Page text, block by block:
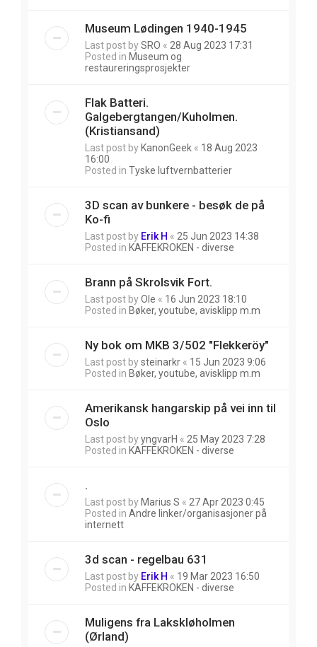
Museum Lødingen 1940-1945
Last post bySRO « 28 Aug 2023 17:31
Posted in Museum og
restaureringsprosjekter
Flak Batteri.
Galgebergtangen/Kuholmen.
(Kristiansand)
Last post by KanonGeek « 18 Aug 2023
16:00
Posted in Tyske luftvernbatterier
3D scan av bunkere - besøk de på
Ko-fi
Last post by Erik H « 25 Jun 2023 14:38
Posted in KAFFEKROKEN - diverse
Brann på Skrolsvik Fort.
Last post byOle « 16 Jun 2023 18:10
Posted in Bøker, youtube, avisklipp m.m
Ny bok om MKB 3/502 "Flekkeröy"
Last post bysteinarkr « 15 Jun 2023 9:06
Posted in Bøker, youtube, avisklipp m.m
Amerikansk hangarskip på vei inn til
Oslo
Last post byyngvarH « 25 May 2023 7:28
Posted in KAFFEKROKEN - diverse
.
Last post by Marius S « 27 Apr 2023 0:45
Posted in Andre linker/organisasjoner på
internett
3d scan - regelbau 631
Last post by Erik H « 19 Mar 2023 16:50
Posted in KAFFEKROKEN - diverse
Muligens fra Lakskløholmen
(Ørland)